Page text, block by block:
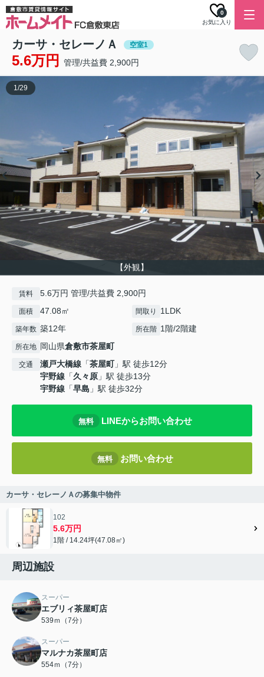
お気に入り
0
カーサ・セレーノＡ 空室1
5.6万円 管理/共益費 2,900円
【外観】
1/29
賃料 5.6万円 管理/共益費 2,900円
面積 47.08㎡ 間取り 1LDK
築年数 築12年 所在階 1階/2階建
所在地 岡山県倉敷市茶屋町
交通 瀬戸大橋線 「茶屋町」駅 徒歩12分
宇野線 「久々原 」駅 徒歩13分
宇野線 「早島 」駅 徒歩32分
無料 LINEからお問い合わせ
無料 お問い合わせ
カーサ・セレーノＡの募集中物件
102
5.6万円
1階 / 14.24坪(47.08㎡)
周辺施設
スーパー
エブリィ茶屋町店
539ｍ（7分）
スーパー
マルナカ茶屋町店
554ｍ（7分）